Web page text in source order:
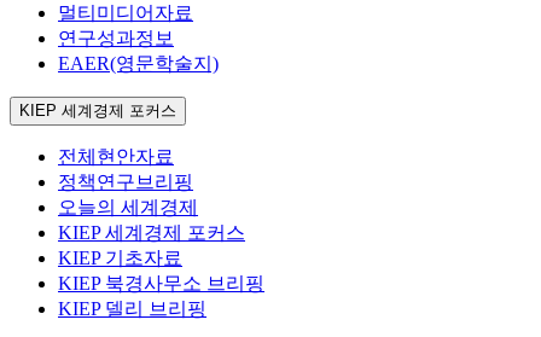
멀티미디어자료
연구성과정보
EAER(영문학술지)
KIEP 세계경제 포커스
전체현안자료
정책연구브리핑
오늘의 세계경제
KIEP 세계경제 포커스
KIEP 기초자료
KIEP 북경사무소 브리핑
KIEP 델리 브리핑